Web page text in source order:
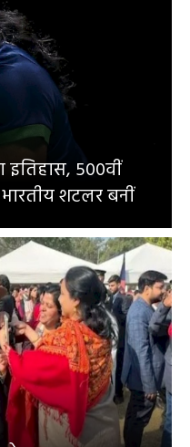
इतिहास, 500वीं
शटलर बनीं